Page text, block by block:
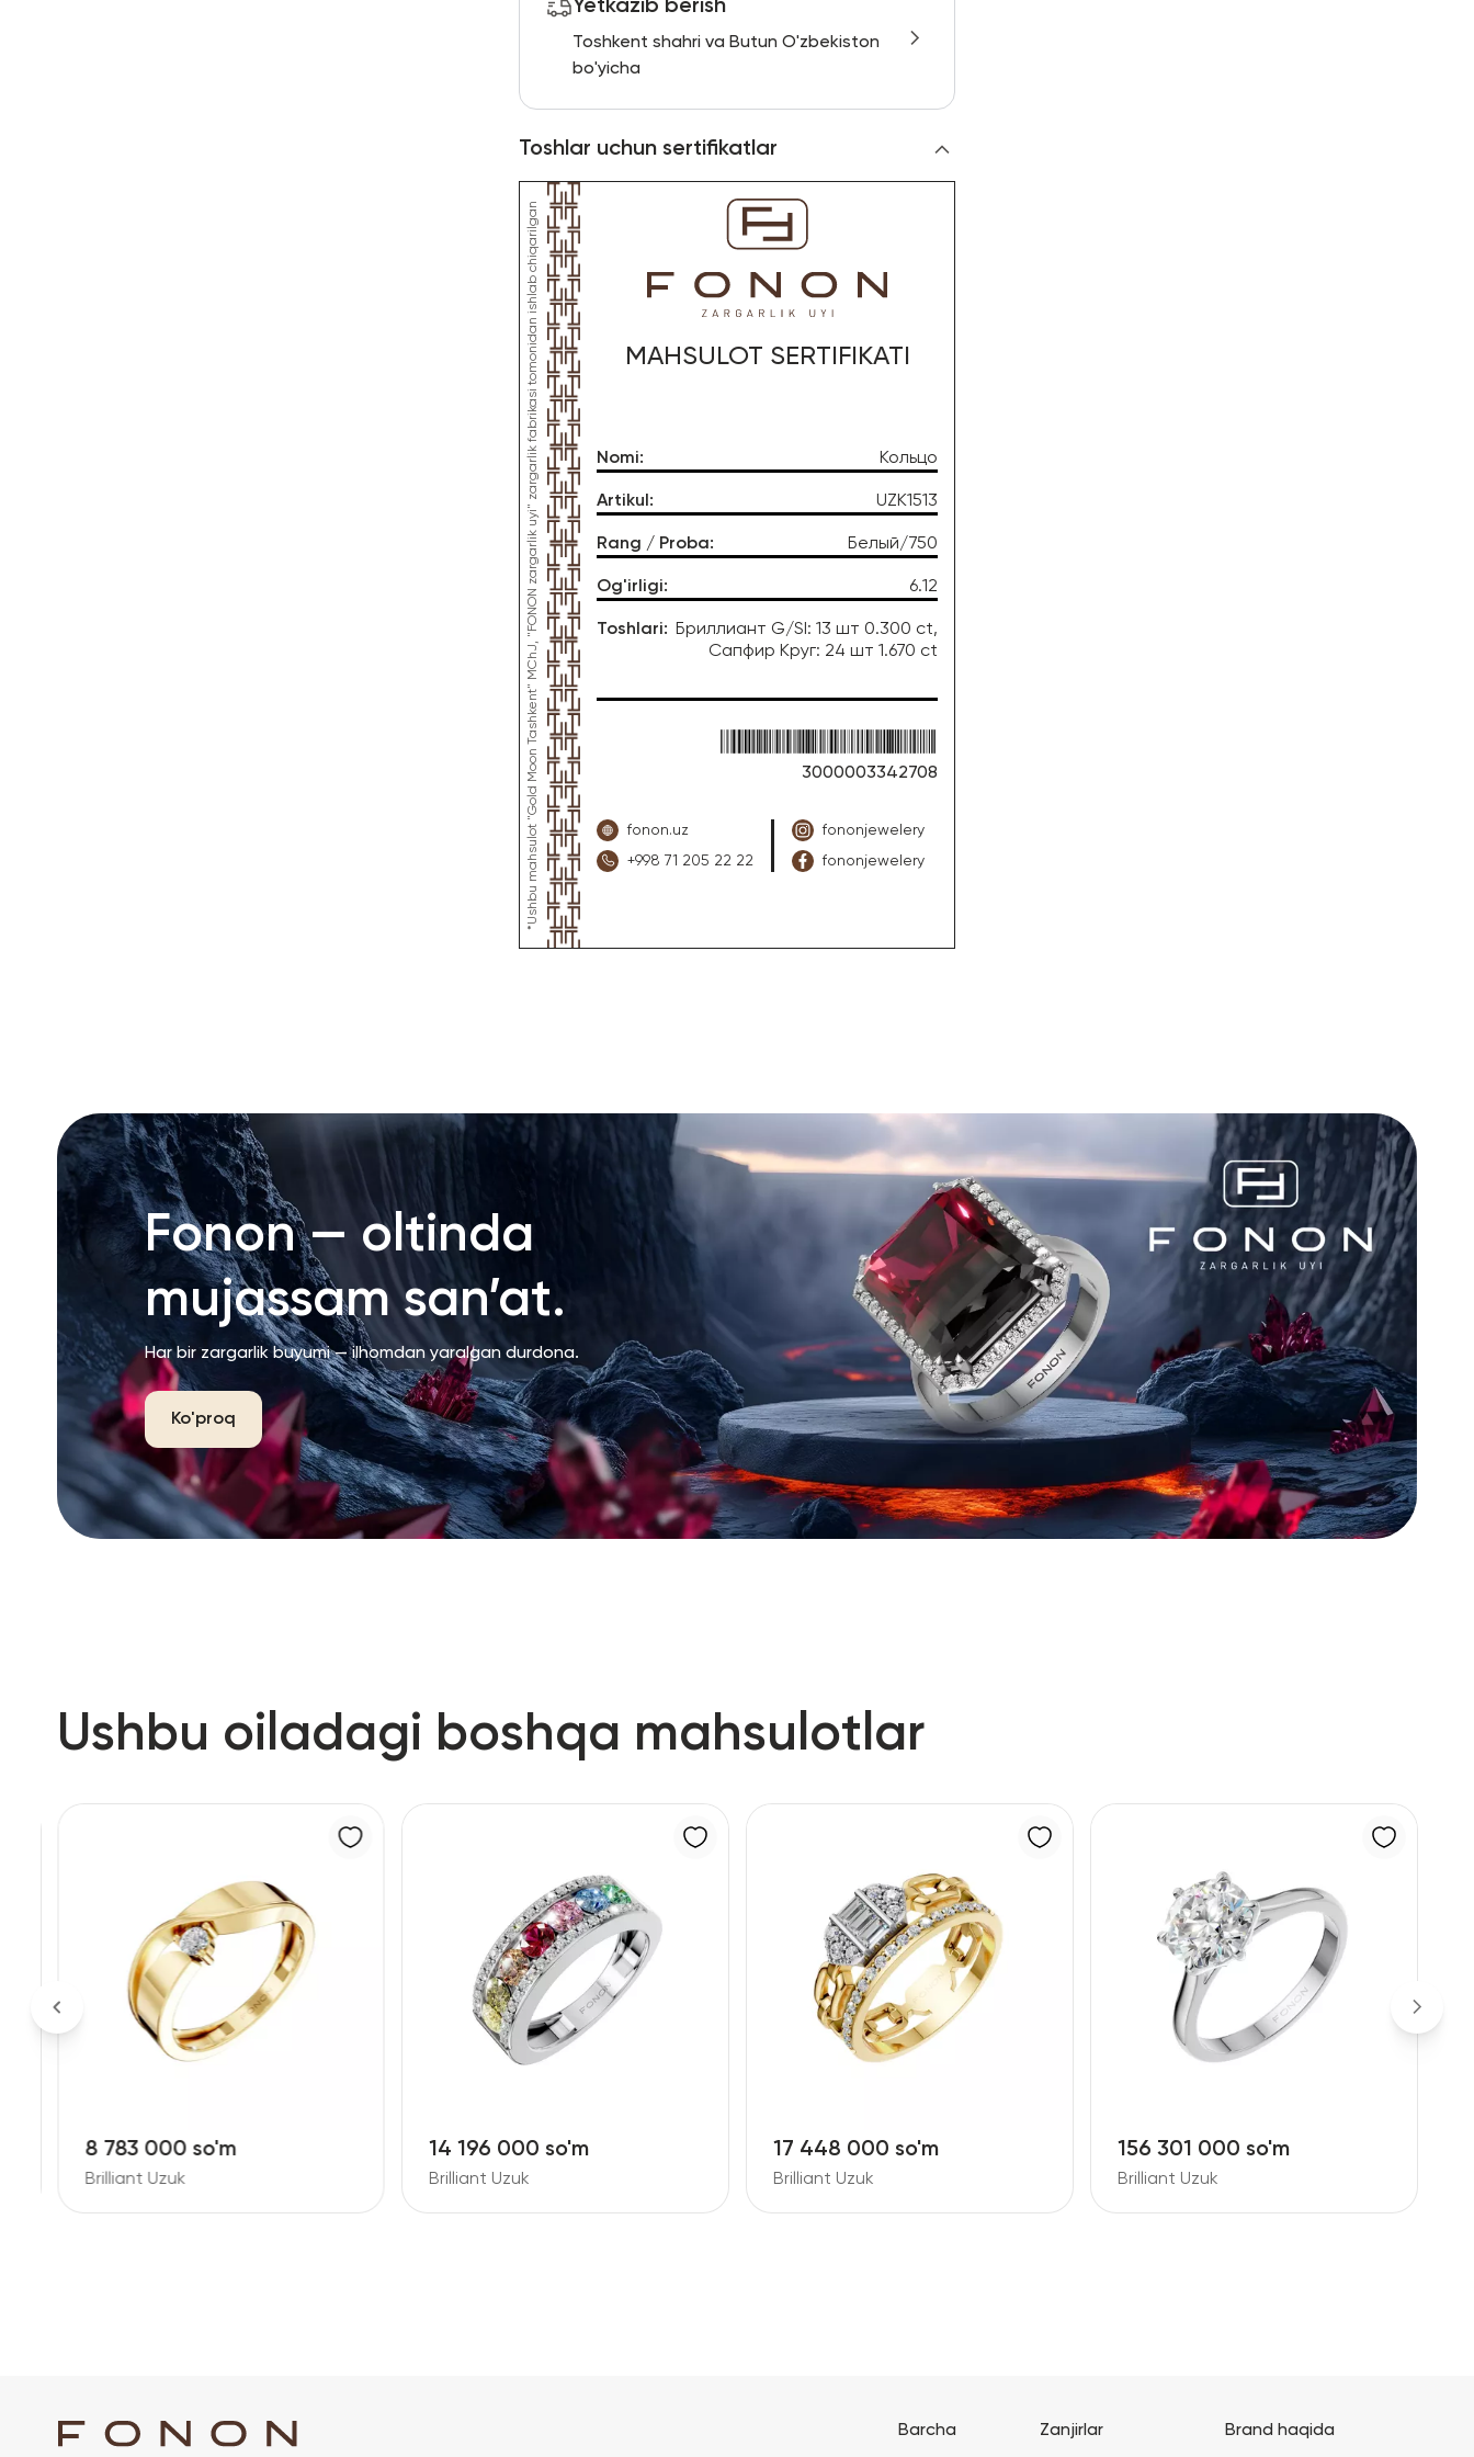
Yetkazib berish
Toshkent shahri va Butun O'zbekiston
bo'yicha
Toshlar uchun sertifikatlar
*Ushbu mahsulot "Gold Moon Tashkent" MChJ, "FONON zargarlik uyi" zargarlik fabrikasi tomonidan ishlab chiqarilgan MAHSULOT SERTIFIKATI
Nomi: Кольцо
Artikul : UZK1513
Rang / Proba: Белый/750
Og'irligi: 6.12
Toshlari:
Бриллиант G/SI: 13 шт 0.300 ct,
Сапфир Круг: 24 шт 1.670 ct
3000003342708
fonon.uz
+998 71 205 22 22
fononjewelery
fononjewelery
Fonon — oltinda
mujassam san’at.
Har bir zargarlik buyumi — ilhomdan yaralgan durdona.
Ko'proq
Ushbu oiladagi boshqa mahsulotlar
8 783 000 so'm
Brilliant Uzuk
14 196 000 so'm
Brilliant Uzuk
17 448 000 so'm
Brilliant Uzuk
156 301 000 so'm
Brilliant Uzuk
Barcha Zanjirlar Brand haqida